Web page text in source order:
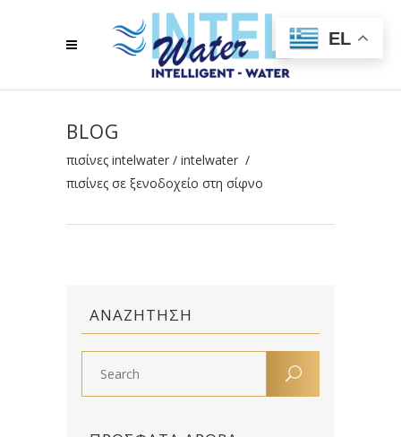
BLOG
πισίνες intelwater / intelwater /
πισίνες σε ξενοδοχείο στη σίφνο
ΑΝΑΖΉΤΗΣΗ
EL